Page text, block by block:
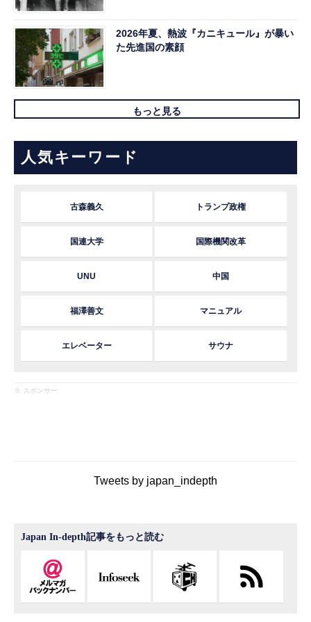
2026年夏、熱波『カニキュール』が暴い
た先進国の素顔
もっと見る
人気キーワード
古森義久 トランプ政権
国連大学 国際機関改革
UNU 中国
福澤善文 マニュアル
エレベーター サウナ
※ スポンサー
Tweets by japan_indepth
Japan In-depth記事をもっと読む